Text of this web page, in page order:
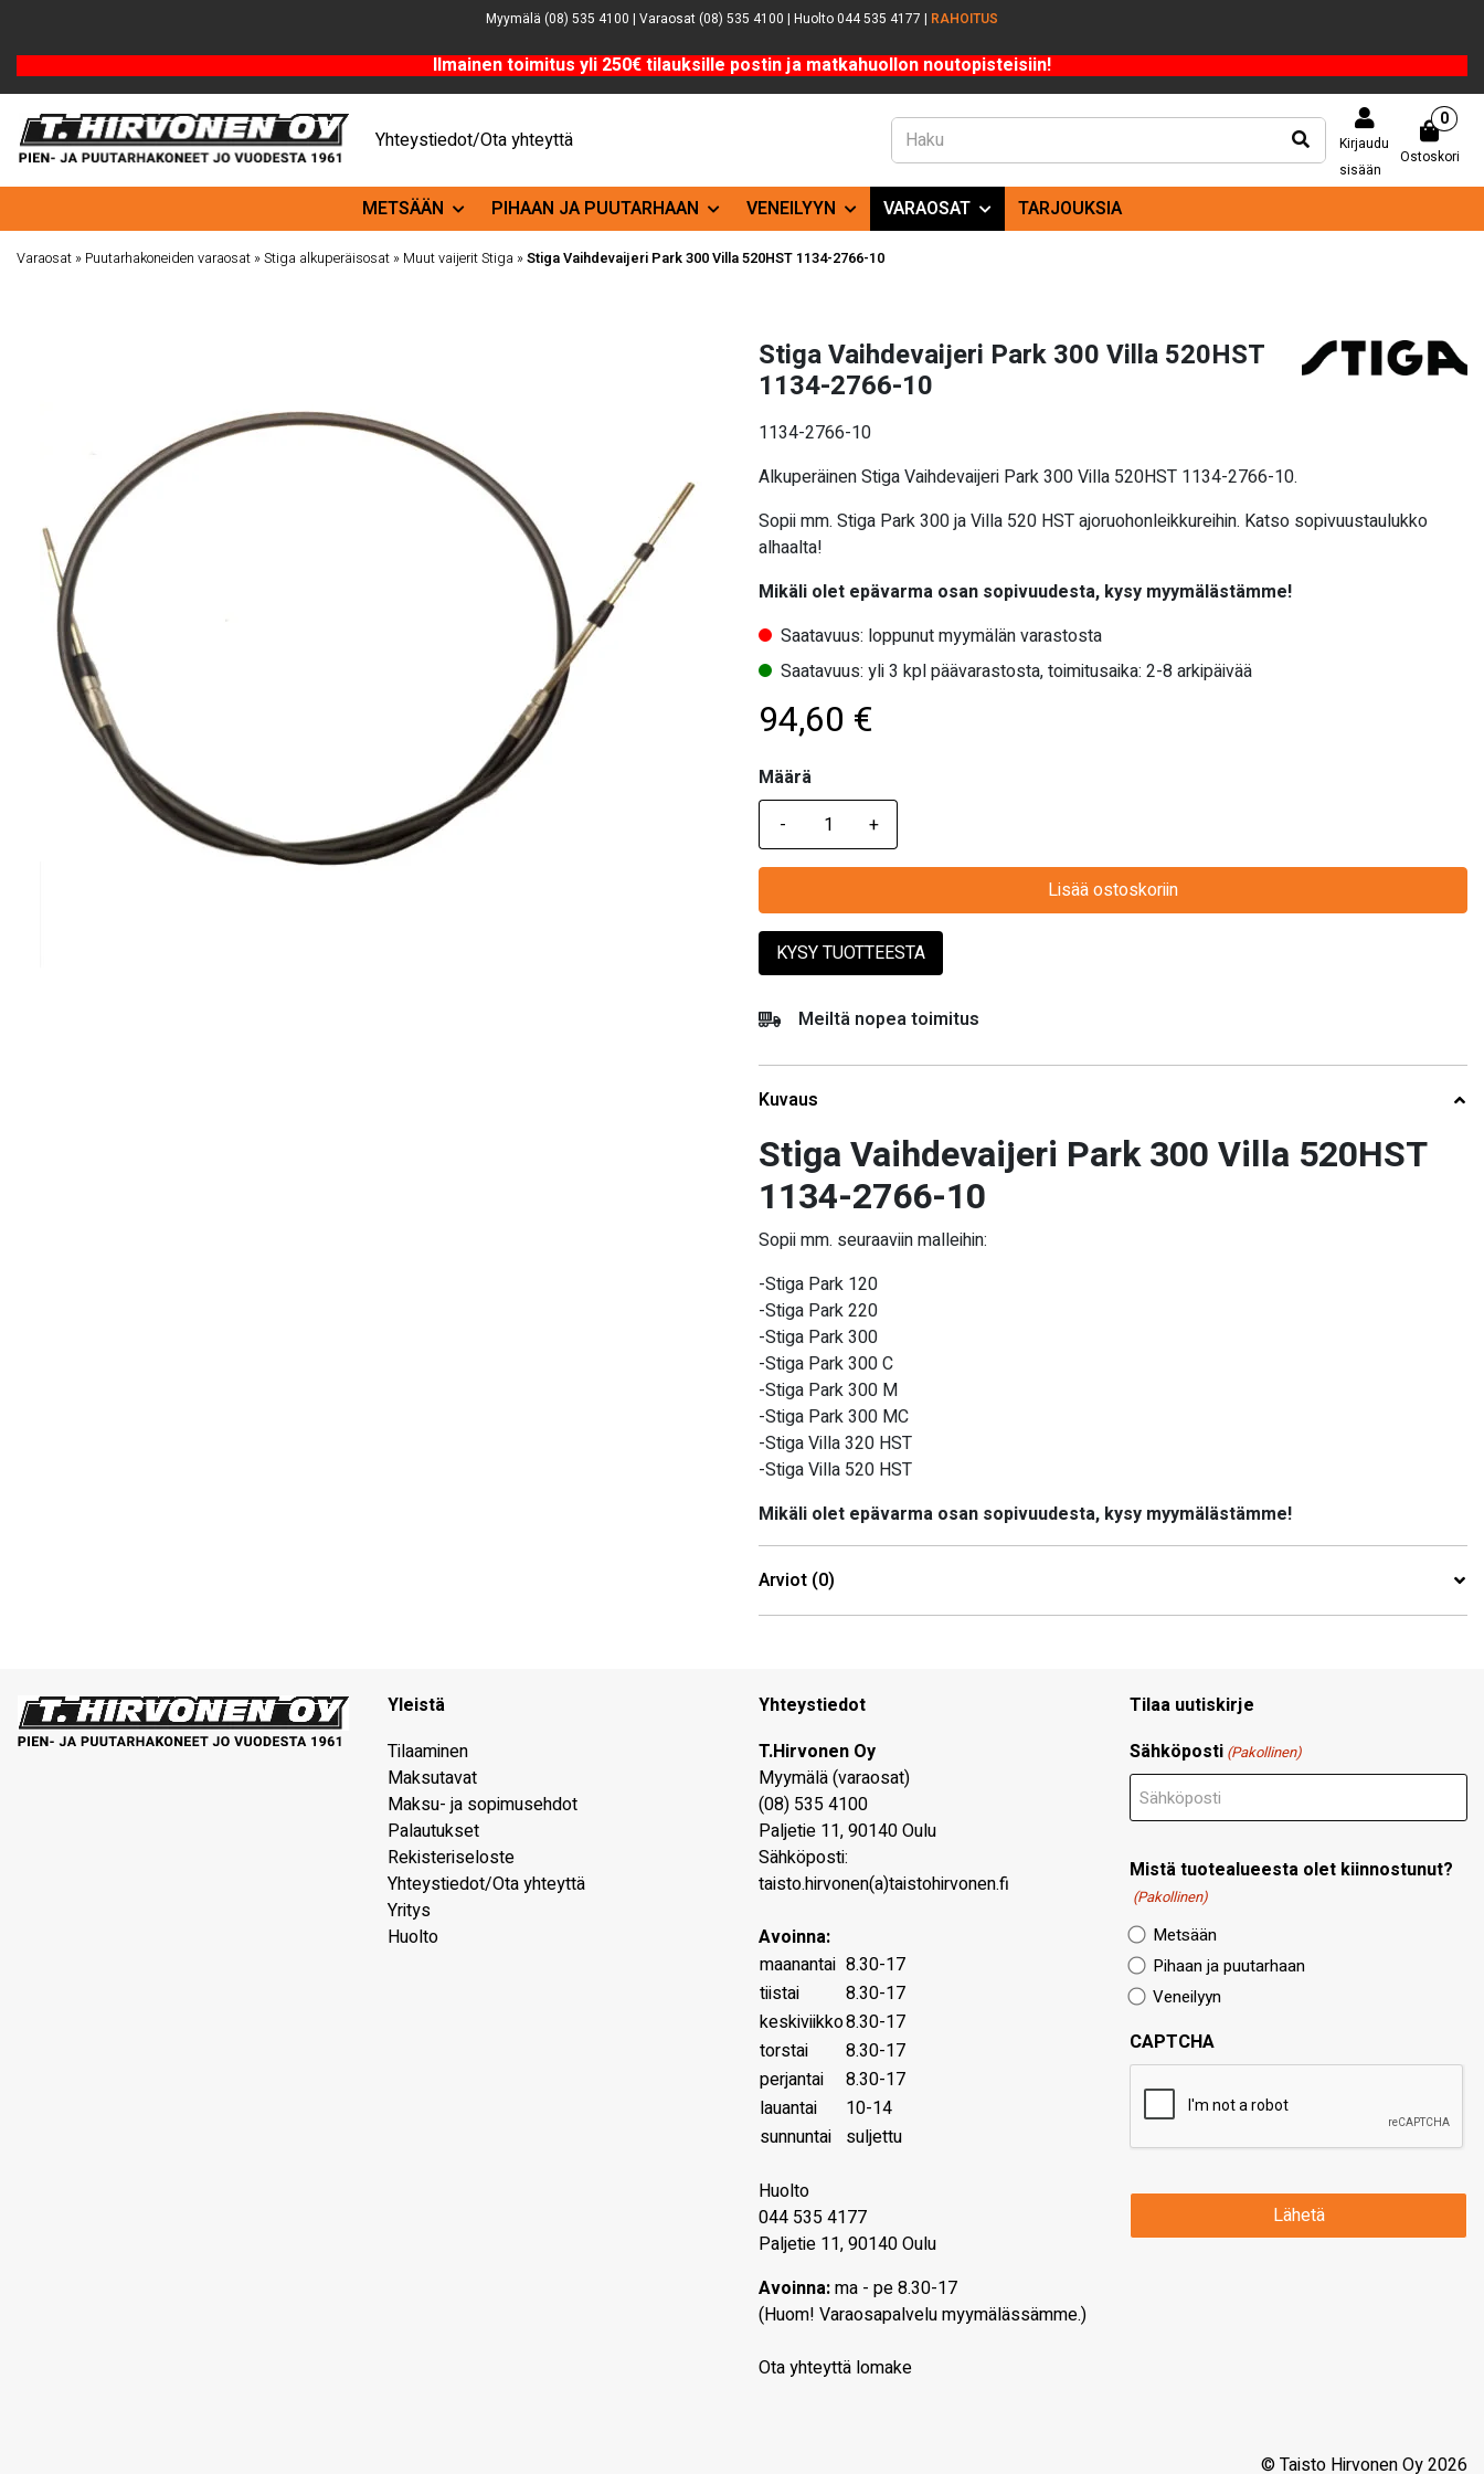
Myymälä (08) 535 4100 | Varaosat (08) 535 4100 | Huolto 044 535 4177 | RAHOITUS
Ilmainen toimitus yli 250€ tilauksille postin ja matkahuollon noutopisteisiin!
Yhteystiedot/Ota yhteyttä
Kirjaudu
sisään
Ostoskori
0
METSÄÄN PIHAAN JA PUUTARHAAN VENEILYYN VARAOSAT TARJOUKSIA
Varaosat » Puutarhakoneiden varaosat »Stiga alkuperäisosat » Muut vaijerit Stiga »Stiga Vaihdevaijeri Park 300 Villa 520HST 1134-2766-10
Stiga Vaihdevaijeri Park 300 Villa 520HST
1134-2766-10
1134-2766-10
Alkuperäinen Stiga Vaihdevaijeri Park 300 Villa 520HST 1134-2766-10.
Sopii mm. Stiga Park 300 ja Villa 520 HST ajoruohonleikkureihin. Katso sopivuustaulukko
alhaalta!
Mikäli olet epävarma osan sopivuudesta, kysy myymälästämme!
Saatavuus: loppunut myymälän varastosta
Saatavuus: yli 3 kpl päävarastosta, toimitusaika: 2-8 arkipäivää
94,60 €
Määrä
Määrä
Lisää ostoskoriin
KYSY TUOTTEESTA
Meiltä nopea toimitus
Kuvaus
Stiga Vaihdevaijeri Park 300 Villa 520HST
1134-2766-10
Sopii mm. seuraaviin malleihin:
-Stiga Park 120
-Stiga Park 220
-Stiga Park 300
-Stiga Park 300 C
-Stiga Park 300 M
-Stiga Park 300 MC
-Stiga Villa 320 HST
-Stiga Villa 520 HST
Mikäli olet epävarma osan sopivuudesta, kysy myymälästämme!
Arviot (0)
Yleistä
Tilaaminen
Maksutavat
Maksu- ja sopimusehdot
Palautukset
Rekisteriseloste
Yhteystiedot/Ota yhteyttä
Yritys
Huolto
Yhteystiedot
T.Hirvonen Oy
Myymälä (varaosat)
(08) 535 4100
Paljetie 11,90140Oulu
Sähköposti:
taisto.hirvonen(a)taistohirvonen.fi
Avoinna:
maanantai 8.30-17
tiistai
8.30-17
keskiviikko8.30-17
torstai
8.30-17
perjantai
8.30-17
lauantai
10-14
sunnuntai suljettu
Huolto
044 535 4177
Paljetie 11, 90140 Oulu
Avoinna:ma - pe 8.30-17
(Huom! Varaosapalvelu myymälässämme.)
Ota yhteyttä lomake
Tilaa uutiskirje
Sähköposti (Pakollinen)
Mistä tuotealueesta olet kiinnostunut?
(Pakollinen)
Metsään
Pihaan ja puutarhaan
Veneilyyn
CAPTCHA
© Taisto Hirvonen Oy 2026